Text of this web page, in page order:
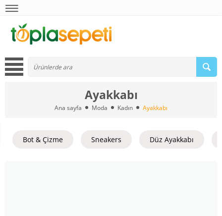
Ayakkabı
Ana sayfa Moda Kadın Ayakkabı
Bot & Çizme Sneakers Düz Ayakkabı